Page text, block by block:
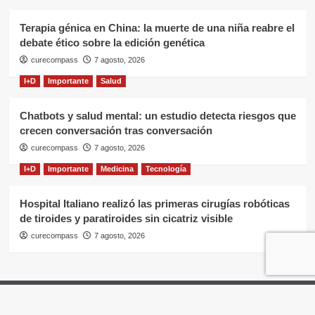
Terapia génica en China: la muerte de una niña reabre el
debate ético sobre la edición genética
curecompass 7 agosto, 2026
I+D Importante Salud
Chatbots y salud mental: un estudio detecta riesgos que
crecen conversación tras conversación
curecompass 7 agosto, 2026
I+D Importante Medicina Tecnología
Hospital Italiano realizó las primeras cirugías robóticas
de tiroides y paratiroides sin cicatriz visible
curecompass 7 agosto, 2026